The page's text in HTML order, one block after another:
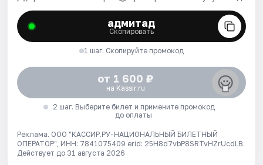
адмитад
Скопировать
1 шаг. Скопируйте промокод
от 1 600 ₽
на Kassir.ru
2 шаг. Выберите билет и примените промокод
до оплаты
Реклама. ООО "КАССИР.РУ-НАЦИОНАЛЬНЫЙ БИЛЕТНЫЙ
ОПЕРАТОР", ИНН: 7841075409 erid: 25H8d7vbP8SRTvHZrUcdLB.
Действует до 31 августа 2026